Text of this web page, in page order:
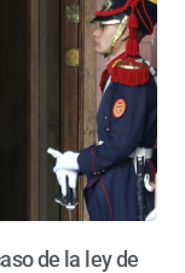
de la ley de